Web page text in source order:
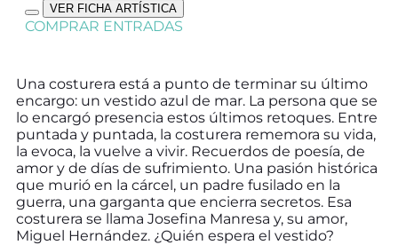
VER FICHA ARTÍSTICA
COMPRAR ENTRADAS
Una costurera está a punto de terminar su último
encargo: un vestido azul de mar. La persona que se
lo encargó presencia estos últimos retoques. Entre
puntada y puntada, la costurera rememora su vida,
la evoca, la vuelve a vivir. Recuerdos de poesía, de
amor y de días de sufrimiento. Una pasión histórica
que murió en la cárcel, un padre fusilado en la
guerra, una garganta que encierra secretos. Esa
costurera se llama Josefina Manresa y, su amor,
Miguel Hernández. ¿Quién espera el vestido?